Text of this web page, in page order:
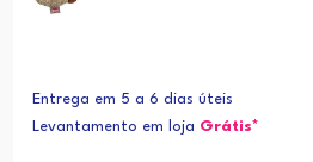
Entrega em 5 a 6 dias úteis
Levantamento em loja Grátis*